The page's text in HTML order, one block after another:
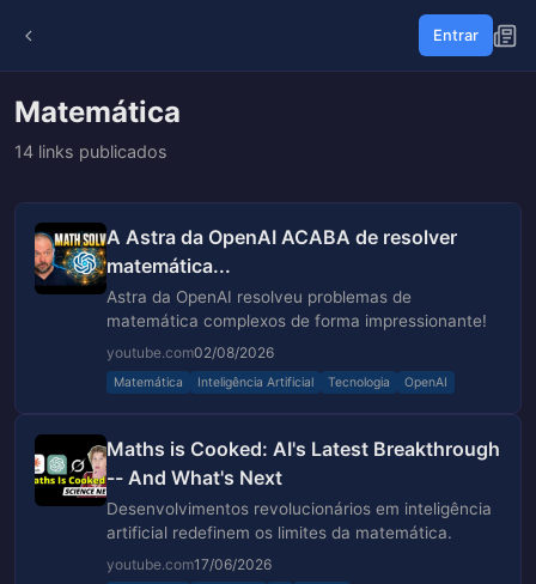
Entrar
Matemática
14 links publicados
A Astra da OpenAI ACABA de resolver
matemática...
Astra da OpenAI resolveu problemas de
matemática complexos de forma impressionante!
youtube.com02/08/2026
Matemática Inteligência Artificial Tecnologia OpenAI
Maths is Cooked: AI's Latest Breakthrough
-- And What's Next
Desenvolvimentos revolucionários em inteligência
artificial redefinem os limites da matemática.
youtube.com17/06/2026